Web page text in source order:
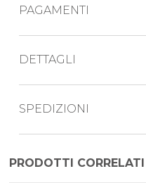
PAGAMENTI
BONIFICO BANCARIO
DETTAGLI
potenza 8 W
SPEDIZIONI
entro 3-5 giorni
PRODOTTI CORRELATI